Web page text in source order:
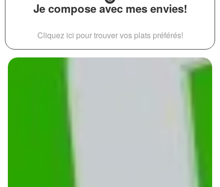
Je compose avec mes envies!
Cliquez ici pour trouver vos plats préférés!